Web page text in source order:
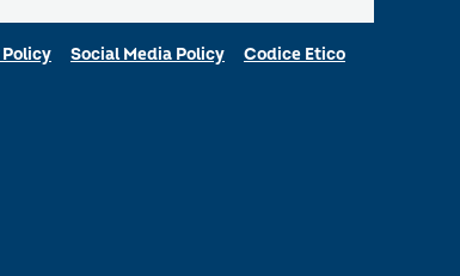
Social Media Policy Codice Etico